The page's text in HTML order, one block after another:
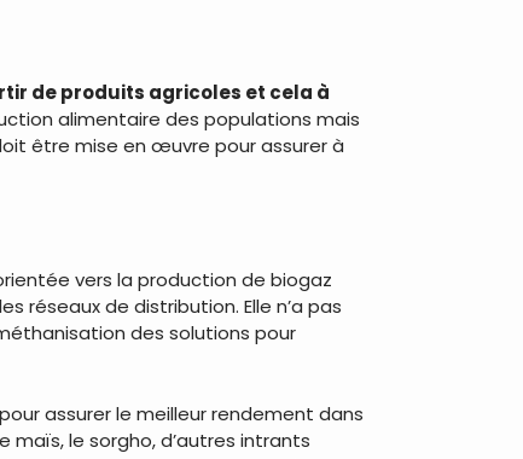
de produits agricoles et cela à
alimentaire des populations mais
être mise en œuvre pour assurer à
vers la production de biogaz
réseaux de distribution. Elle n’a pas
des solutions pour
assurer le meilleur rendement dans
le sorgho, d’autres intrants